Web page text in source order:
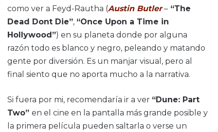
como ver a Feyd-Rautha (Austin Butler– “The
Dead Dont Die”, “Once Upon a Time in
Hollywood”) en su planeta donde por alguna
razón todo es blanco y negro, peleando y matando
gente por diversión. Es un manjar visual, pero al
final siento que no aporta mucho a la narrativa.
Si fuera por mi, recomendaría ir a ver “Dune: Part
Two” en el cine en la pantalla más grande posible y
la primera película pueden saltarla o verse un